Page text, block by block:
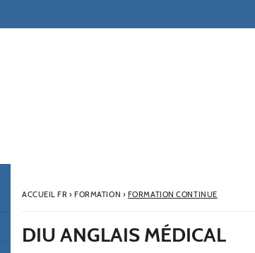
ACCUEIL FR› FORMATION › FORMATION CONTINUE
DIU ANGLAIS MÉDICAL